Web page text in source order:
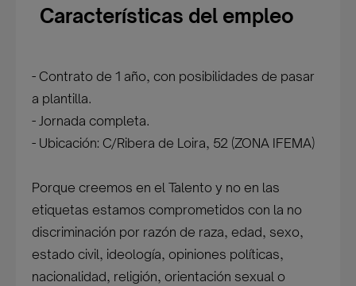
Características del empleo
- Contrato de 1 año, con posibilidades de pasar
a plantilla.
- Jornada completa.
- Ubicación: C/Ribera de Loira, 52 (ZONA IFEMA)
Porque creemos en el Talento y no en las
etiquetas estamos comprometidos con la no
discriminación por razón de raza, edad, sexo,
estado civil, ideología, opiniones políticas,
nacionalidad, religión, orientación sexual o